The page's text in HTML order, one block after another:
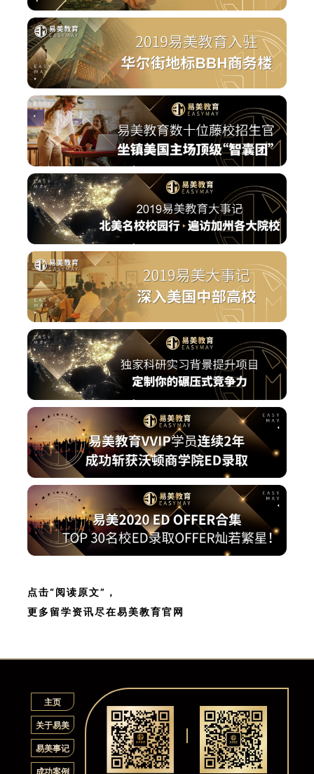
点击“阅读原文”，
更多留学资讯尽在易美教育官网
主页
关于易美
易美事记
成功案例